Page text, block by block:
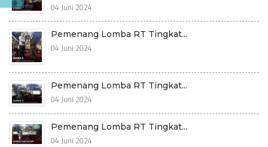
04 Juni 2024
Pemenang Lomba RT Tingkat...
04 Juni 2024
Pemenang Lomba RT Tingkat...
04 Juni 2024
Pemenang Lomba RT Tingkat...
04 Juni 2024